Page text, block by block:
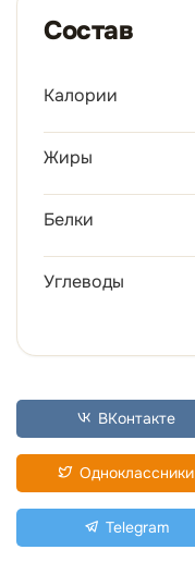
Состав
Калории
Жиры
Белки
Углеводы
ВКонтакте
Одноклассники
Telegram